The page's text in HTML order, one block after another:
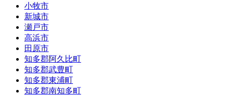
小牧市
新城市
瀬戸市
高浜市
田原市
知多郡阿久比町
知多郡武豊町
知多郡東浦町
知多郡南知多町